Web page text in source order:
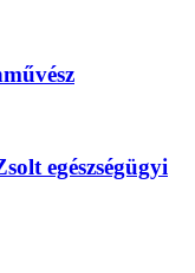
egészségügyi